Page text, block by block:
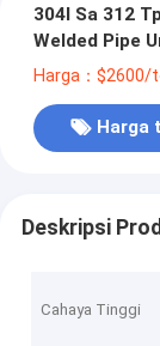
304l Sa 312
Welded Pipe
Harga：$2600/
Harga
Deskripsi
Cahaya Tinggi